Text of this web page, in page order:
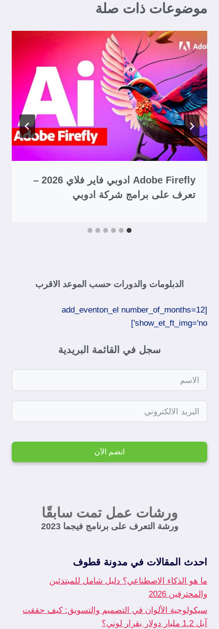
موضوعات ذات صلة
Adobe Firefly ادوبي فاير فلاي 2026 –
تعرف على برامج شركة ادوبي
الدبلومات والدورات حسب الموعد الاقرب
[add_eventon_el number_of_months=12
show_et_ft_img='no']​
سجل في القائمة البريدية
انضم الآن
ورشات عمل تمت سابقًا
ورشة التعرف على برنامج فيجما 2023
احدث المقالات في مدونة قطوف
ما هو الذكاء الاصطناعي؟ دليل شامل للمبتدئين
والمحترفين 2026
سيكولوجية الألوان في التصميم والتسويق: كيف حققت
آبل 1.2 مليار دولار بقرار لوني؟